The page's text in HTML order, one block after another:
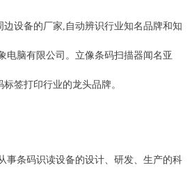
边设备的厂家,自动辨识行业知名品牌和知
电脑有限公司。立像条码扫描器闻名亚
签打印行业的龙头品牌。
事条码识读设备的设计、研发、生产的科